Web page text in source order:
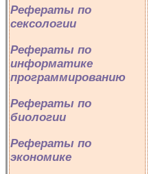
Рефераты по
сексологии
Рефераты по
информатике
программированию
Рефераты по
биологии
Рефераты по
экономике